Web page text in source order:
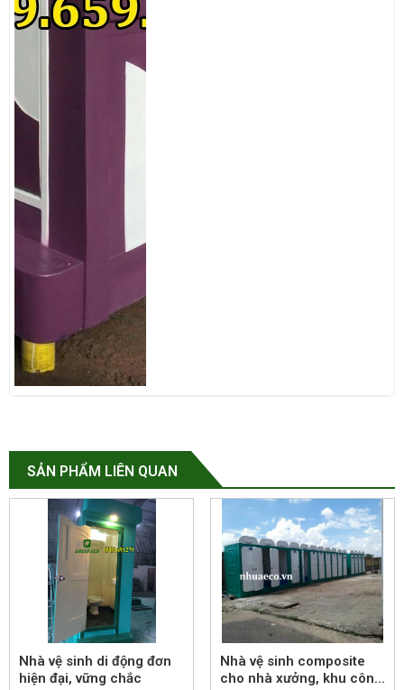
SẢN PHẨM LIÊN QUAN
Nhà vệ sinh di động đơn
hiện đại, vững chắc
Nhà vệ sinh composite
cho nhà xưởng, khu công